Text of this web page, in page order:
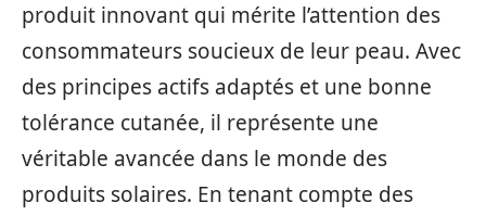
produit innovant qui mérite l’attention des
consommateurs soucieux de leur peau. Avec
des principes actifs adaptés et une bonne
tolérance cutanée, il représente une
véritable avancée dans le monde des
produits solaires. En tenant compte des